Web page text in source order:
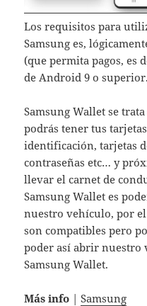
Los requisitos para
Samsung es,
(que permita pagos, es
de Android 9 o superior.
Samsung Wallet se
podrás tener tus
identificación, tarjetas
contraseñas etc… y
llevar el carnet de
Samsung Wallet es
nuestro vehículo, por
son compatibles pero
poder así abrir nuestro
Samsung Wallet.
Más info |Samsung